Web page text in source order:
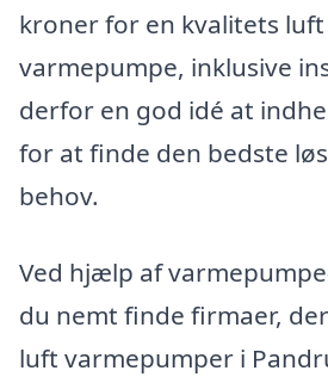
kroner for en kvalitets
varmepumpe, inklusive
derfor en god idé at
for at finde den bedste
behov.
Ved hjælp af
du nemt finde firmaer,
luft varmepumper i